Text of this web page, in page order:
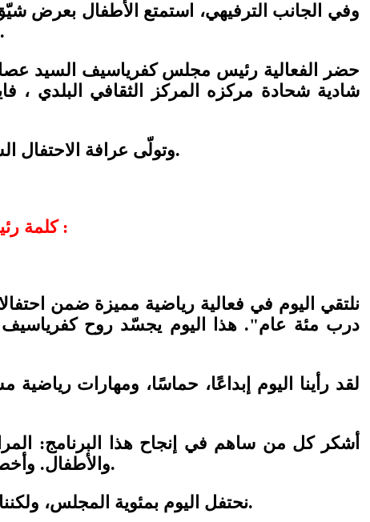
وفي الجانب الترفيهي، استمتع الأطفال بعرض
للصغار، وعرض كابويرا قدّمه مركز بيت الشبيبة في الحي الشرقي بإشراف المديرة فايدة خطيب.
حضر الفعالية رئيس مجلس كفرياسيف السيد
شادية شحادة مركزه المركز الثقافي البلدي
وتولّى عرافة الاحتفال الشاب المتألّق سمير أمير شحادة الذي أبدع في تقديم الفقرات وإدارة الحدث بروح مهنية وحماسية.
كلمة رئيس مجلس كفرياسيف المحلي السيد عصام نعيم شحادة :
نلتقي اليوم في فعالية رياضية مميزة ضمن
درب مئة عام". هذا اليوم يجسّد روح كفرياسيف
لقد رأينا اليوم إبداعًا، حماسًا، ومهارات
أشكر كل من ساهم في إنجاح هذا البرنامج:
والأطفال. وأخصّ بالذكر شبابنا الذين أثبتوا اليوم أن كفرياسيف كانت وستبقى بلدًا يبني أجيالًا قوية، واعية، وفاعلة.
نحتفل اليوم بمئوية المجلس، ولكننا في الوقت ذاته نرسم ملامح المئة عام القادمة — بمشاريع، رؤية، وتعاون بين المجلس والمجتمع.